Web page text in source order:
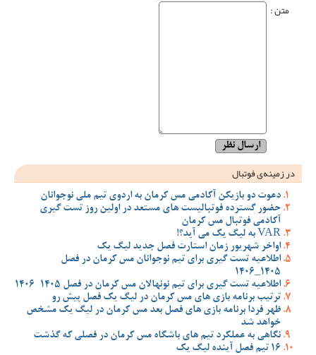
متن :
در زمینه‌ی فوتبال
دعوت دو بازیکن آکادمی مس کرمان به اردوی تیم ملی نوجوانان
حضور گسترده فوتبالیست های مستعد در اولین روز تست گیری
آکادمی فوتبال مس کرمان
VAR به لیگ یک می آید؟!
اواخر شهریور زمان استارت فصل جدید لیگ یک
اطلاعیه تست گیری برای تیم نوجوانان مس کرمان در فصل
1405_1406
اطلاعیه تست گیری برای تیم نونهالان مس کرمان در فصل 1405-1406
ترتیب برنامه بازی های مس کرمان در لیگ یک فصل پیش رو
ظهر فردا برنامه بازی های فصل بعد مس کرمان در لیگ یک مشخص
خواهد شد
نگاهی به عملکرد تیم های باشگاه مس کرمان در فصلی که گذشت
16 تیم فصل آینده لیگ یک